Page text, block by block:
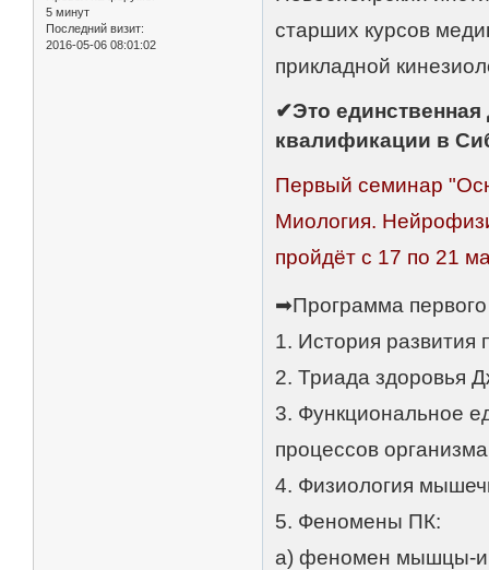
5 минут
Последний визит:
2016-05-06 08:01:02
старших курсов
прикладной
✔Это
квалификации в
Первый семинар
Миология.
пройдёт с 17 по 21
➡Программа
1. История развития
2. Триада здоровья
3. Функциональное
процессов
4. Физиология
5. Феномены ПК:
а) феномен мышцы-